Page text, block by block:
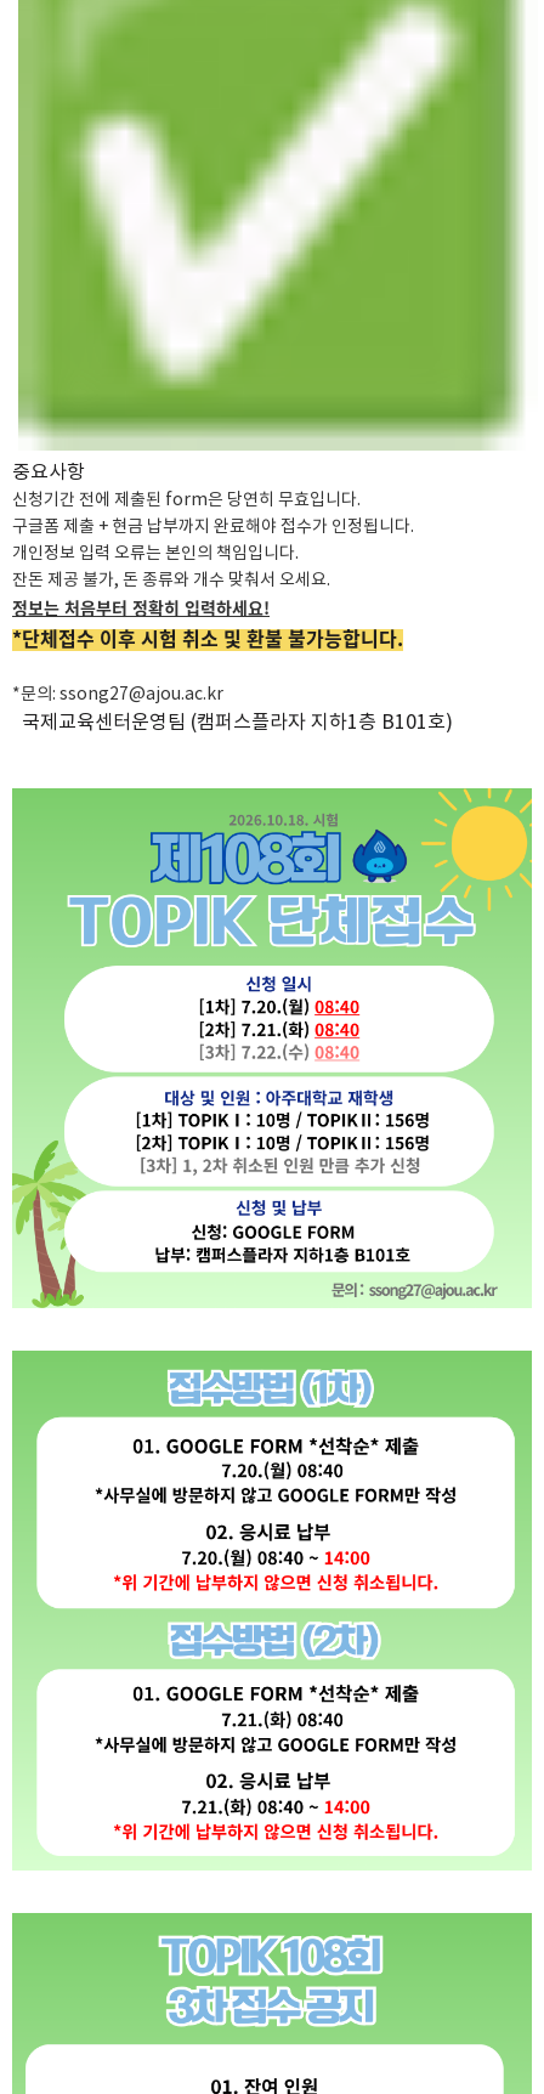
중요사항
신청기간 전에 제출된 form은 당연히 무효입니다.
구글폼 제출 + 현금 납부까지 완료해야 접수가 인정됩니다.
개인정보 입력 오류는 본인의 책임입니다.
잔돈 제공 불가, 돈 종류와 개수 맞춰서 오세요.
정보는 처음부터 정확히 입력하세요!
*단체접수 이후 시험 취소 및 환불 불가능합니다.
*문의: ssong27@ajou.ac.kr
국제교육센터운영팀 (캠퍼스플라자 지하1층 B101호)